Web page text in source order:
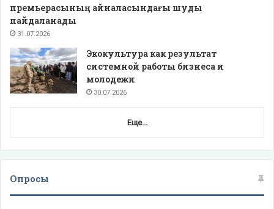
премьерасының айналасындағы шуды
пайдаланады
31.07.2026
Экокультура как результат
системной работы бизнеса и
молодежи
30.07.2026
Еще...
Опросы